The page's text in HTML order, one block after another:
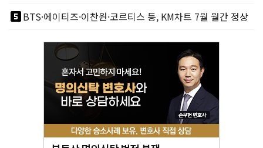
looks_5BTS·에이티즈·이찬원·코르티스 등, KM차트 7월 월간 정상